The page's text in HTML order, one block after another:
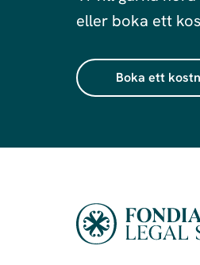
eller boka ett
Boka ett